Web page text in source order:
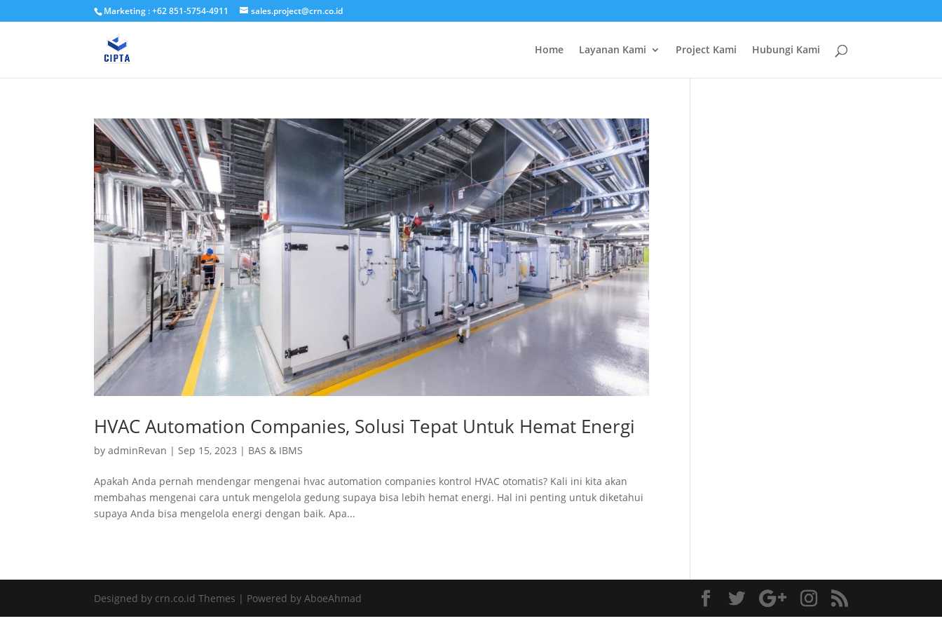
Marketing : +62 851-5754-4911 sales.project@crn.co.id
Home Layanan Kami Project Kami Hubungi Kami
HVAC Automation Companies, Solusi Tepat Untuk Hemat Energi
byadminRevan | Sep 15, 2023 | BAS & IBMS
Apakah Anda pernah mendengar mengenai hvac automation companies kontrol HVAC otomatis? Kali ini kita akan
membahas mengenai cara untuk mengelola gedung supaya bisa lebih hemat energi. Hal ini penting untuk diketahui
supaya Anda bisa mengelola energi dengan baik. Apa...
Designed by crn.co.id Themes | Powered by AboeAhmad